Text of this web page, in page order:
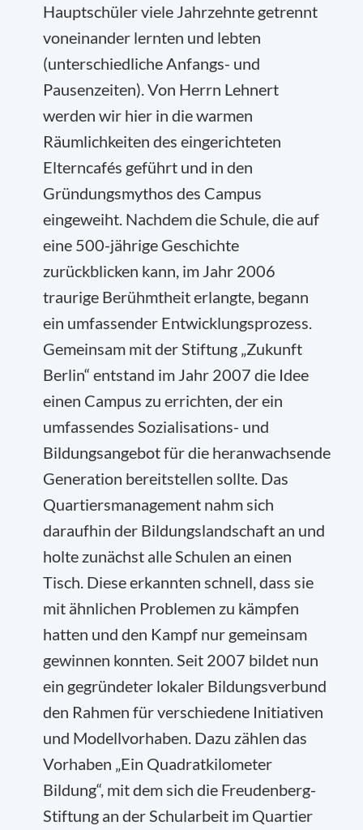
Hauptschüler viele Jahrzehnte getrennt
voneinander lernten und lebten
(unterschiedliche Anfangs- und
Pausenzeiten). Von Herrn Lehnert
werden wir hier in die warmen
Räumlichkeiten des eingerichteten
Elterncafés geführt und in den
Gründungsmythos des Campus
eingeweiht. Nachdem die Schule, die auf
eine 500-jährige Geschichte
zurückblicken kann, im Jahr 2006
traurige Berühmtheit erlangte, begann
ein umfassender Entwicklungsprozess.
Gemeinsam mit der Stiftung „Zukunft
Berlin“ entstand im Jahr 2007 die Idee
einen Campus zu errichten, der ein
umfassendes Sozialisations- und
Bildungsangebot für die heranwachsende
Generation bereitstellen sollte. Das
Quartiersmanagement nahm sich
daraufhin der Bildungslandschaft an und
holte zunächst alle Schulen an einen
Tisch. Diese erkannten schnell, dass sie
mit ähnlichen Problemen zu kämpfen
hatten und den Kampf nur gemeinsam
gewinnen konnten. Seit 2007 bildet nun
ein gegründeter lokaler Bildungsverbund
den Rahmen für verschiedene Initiativen
und Modellvorhaben. Dazu zählen das
Vorhaben „Ein Quadratkilometer
Bildung“, mit dem sich die Freudenberg-
Stiftung an der Schularbeit im Quartier